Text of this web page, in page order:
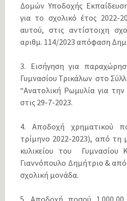
Δομών Υποδοχής
για το σχολικό έτος 2022-
αυτού, στις αντίστοιχη
αριθμ. 114/2023 απόφαση
3. Εισήγηση για
Γυμνασίου Τρικάλων στο
“Ανατολική Ρωμυλία για
στις 29-7-2023.
4. Αποδοχή χρηματικού
τρίμηνο 2022-2023), από τη
κυλικείου του
Γιαννόπουλο Δημήτριο &
σχολική μονάδα.